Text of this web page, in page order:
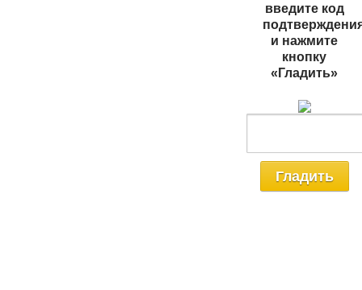
введите код
и нажмите
кнопку
«Гладить»